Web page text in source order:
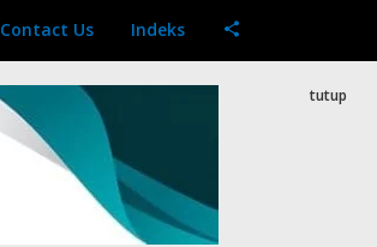
Contact Us Indeks
tutup